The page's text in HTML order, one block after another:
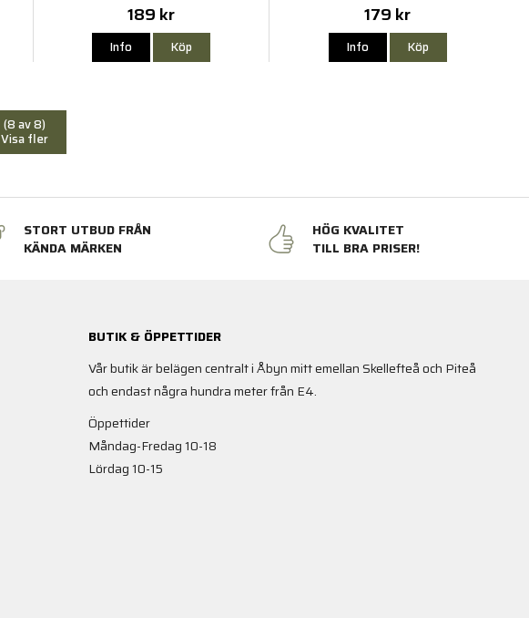
189 kr
Info Köp
179 kr
Info Köp
(8 av 8)
Visa fler
STORT UTBUD FRÅN
KÄNDA MÄRKEN
HÖG KVALITET
TILL BRA PRISER!
BUTIK & ÖPPETTIDER
Vår butik är belägen centralt i Åbyn mitt emellan Skellefteå och Piteå
och endast några hundra meter från E4.
Öppettider
Måndag-Fredag 10-18
Lördag 10-15